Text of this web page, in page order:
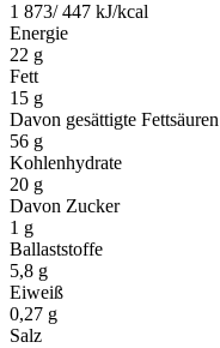
1 873/ 447 kJ/kcal
Energie
22 g
Fett
15 g
Davon gesättigte Fettsäuren
56 g
Kohlenhydrate
20 g
Davon Zucker
1 g
Ballaststoffe
5,8 g
Eiweiß
0,27 g
Salz